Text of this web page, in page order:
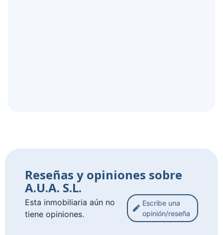
Reseñas y opiniones sobre
A.U.A. S.L.
Esta inmobiliaria aún no
tiene opiniones.
Escribe una
opinión/reseña